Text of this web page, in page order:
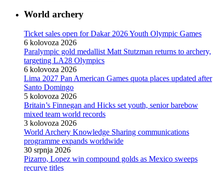
World archery
Ticket sales open for Dakar 2026 Youth Olympic Games
6 kolovoza 2026
Paralympic gold medallist Matt Stutzman returns to archery,
targeting LA28 Olympics
6 kolovoza 2026
Lima 2027 Pan American Games quota places updated after
Santo Domingo
5 kolovoza 2026
Britain’s Finnegan and Hicks set youth, senior barebow
mixed team world records
3 kolovoza 2026
World Archery Knowledge Sharing communications
programme expands worldwide
30 srpnja 2026
Pizarro, Lopez win compound golds as Mexico sweeps
recurve titles